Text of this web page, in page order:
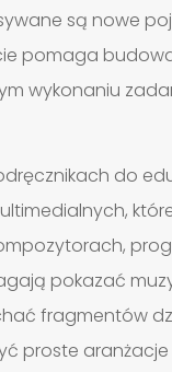
są nowe
pomaga
wykonaniu
do
pokazać
fragmentów
proste